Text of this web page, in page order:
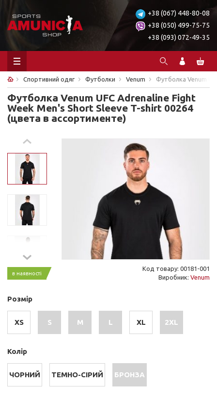
+38 (067) 448-80-08
+38 (050) 499-75-75
+38 (093) 072-49-35
Спортивний одяг Футболки Venum Футболка Venum
Футболка Venum UFC Adrenaline Fight
Week Men's Short Sleeve T-shirt 00264
(цвета в ассортименте)
в наявності
Код товару: 00181-001
Виробник: Venum
Розмір
XS S M L XL 2XL
Колір
ЧОРНИЙ ТЕМНО-СІРИЙ БРОНЗА